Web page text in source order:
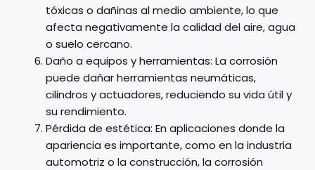
tóxicas o dañinas al medio ambiente, lo que
afecta negativamente la calidad del aire, agua
o suelo cercano.
Daño a equipos y herramientas: La corrosión
puede dañar herramientas neumáticas,
cilindros y actuadores, reduciendo su vida útil y
su rendimiento.
Pérdida de estética: En aplicaciones donde la
apariencia es importante, como en la industria
automotriz o la construcción, la corrosión